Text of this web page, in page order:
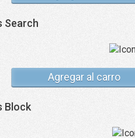
Search
Agregar al carro
Block